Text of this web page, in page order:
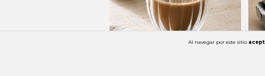
Al navegar por este sitio